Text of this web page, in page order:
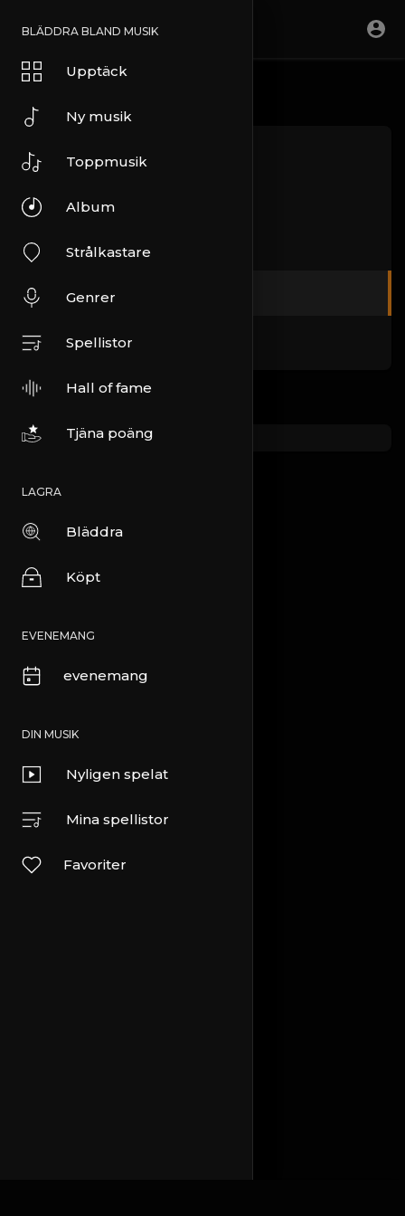
BLÄDDRA BLAND MUSIK
Upptäck
Ny musik
Toppmusik
Album
Strålkastare
Genrer
Spellistor
Hall of fame
Tjäna poäng
LAGRA
Bläddra
Köpt
EVENEMANG
evenemang
DIN MUSIK
Nyligen spelat
Mina spellistor
Favoriter
Om oss
Villkor
Integritetspolicy
DMCA
Vanliga frågor